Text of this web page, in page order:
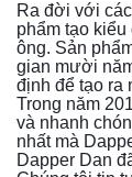
Ra đời với
phẩm tạo
ông. Sản
gian mười
định để tạo ra
Trong năm
và nhanh
nhất mà
Dapper Dan